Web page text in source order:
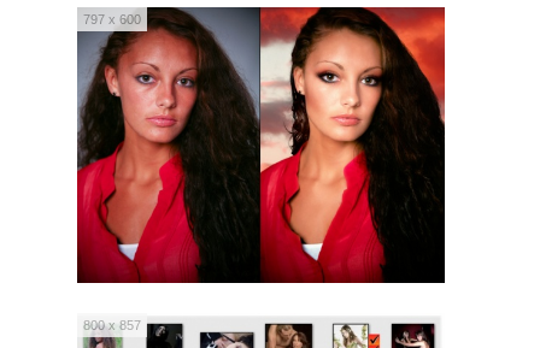
797 x 600
800 x 857